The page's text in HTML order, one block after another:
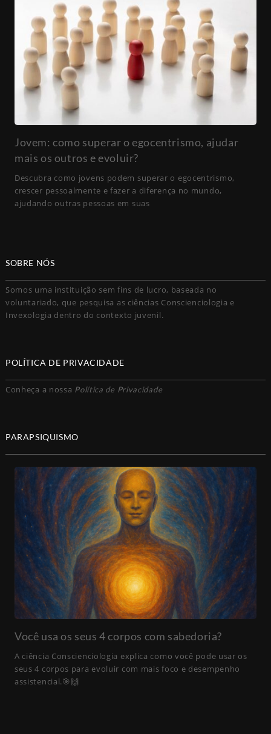
Jovem: como superar o egocentrismo, ajudar
mais os outros e evoluir?
Descubra como jovens podem superar o egocentrismo,
crescer pessoalmente e fazer a diferença no mundo,
ajudando outras pessoas em suas
SOBRE NÓS
Somos uma instituição sem fins de lucro, baseada no
voluntariado, que pesquisa as ciências Conscienciologia e
Invexologia dentro do contexto juvenil.
POLÍTICA DE PRIVACIDADE
Conheça a nossa Política de Privacidade
PARAPSIQUISMO
Você usa os seus 4 corpos com sabedoria?
A ciência Conscienciologia explica como você pode usar os
seus 4 corpos para evoluir com mais foco e desempenho
assistencial.🎯🙌